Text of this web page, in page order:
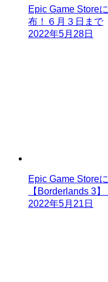
Epic Game Store
布！６月３日まで
2022年5月28日
Epic Game Store
【Borderlands 3
2022年5月21日